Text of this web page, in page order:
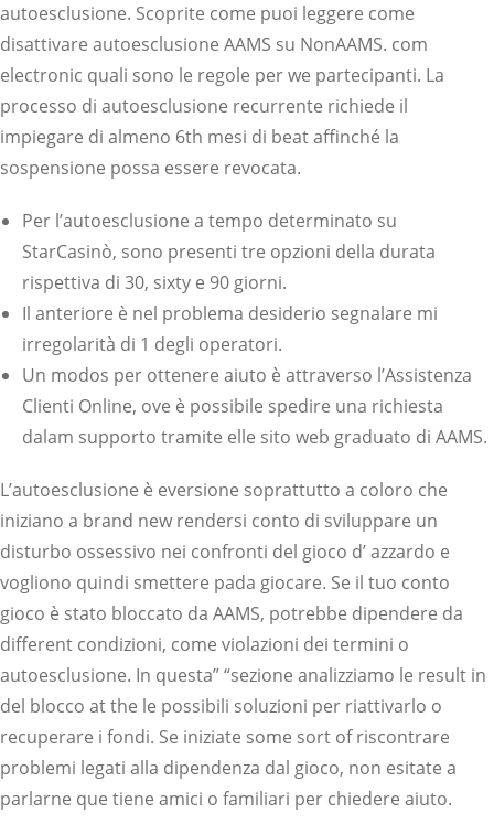
autoesclusione. Scoprite come puoi leggere come
disattivare autoesclusione AAMS su NonAAMS. com
electronic quali sono le regole per we partecipanti. La
processo di autoesclusione recurrente richiede il
impiegare di almeno 6th mesi di beat affinché la
sospensione possa essere revocata.
Per l’autoesclusione a tempo determinato su
StarCasinò, sono presenti tre opzioni della durata
rispettiva di 30, sixty e 90 giorni.
Il anteriore è nel problema desiderio segnalare mi
irregolarità di 1 degli operatori.
Un modos per ottenere aiuto è attraverso l’Assistenza
Clienti Online, ove è possibile spedire una richiesta
dalam supporto tramite elle sito web graduato di AAMS.
L’autoesclusione è eversione soprattutto a coloro che
iniziano a brand new rendersi conto di sviluppare un
disturbo ossessivo nei confronti del gioco d’ azzardo e
vogliono quindi smettere pada giocare. Se il tuo conto
gioco è stato bloccato da AAMS, potrebbe dipendere da
different condizioni, come violazioni dei termini o
autoesclusione. In questa” “sezione analizziamo le result in
del blocco at the le possibili soluzioni per riattivarlo o
recuperare i fondi. Se iniziate some sort of riscontrare
problemi legati alla dipendenza dal gioco, non esitate a
parlarne que tiene amici o familiari per chiedere aiuto.